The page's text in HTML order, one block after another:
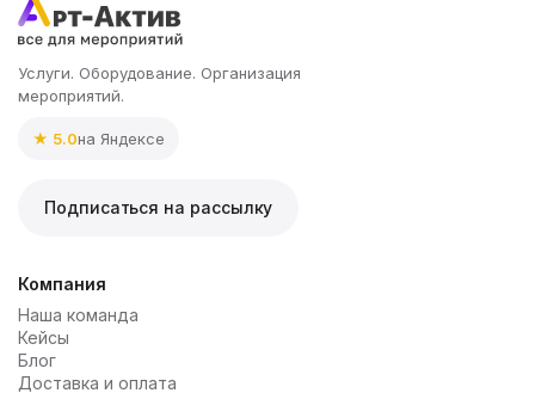
Услуги. Оборудование. Организация
мероприятий.
★ 5.0на Яндексе
Подписаться на рассылку
Компания
Наша команда
Кейсы
Блог
Доставка и оплата